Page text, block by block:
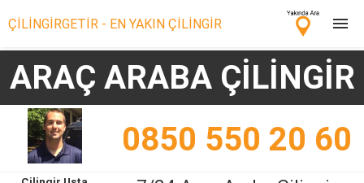
ÇİLİNGİRGETİR - EN YAKIN ÇİLİNGİR
Çilingir Ara
Çilingir misin? Bize Katıl!
ARAÇ ARABA ÇİLİNGİR
0850 550 20 60